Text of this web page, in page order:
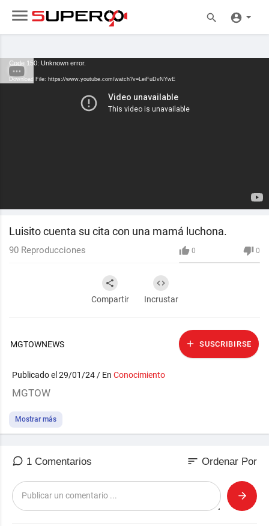
Code 150: Unknown error.
Download File: https://www.youtube.com/watch?v=LeiFuDvNYwE
Luisito cuenta su cita con una mamá luchona.
0 0
90 Reproducciones
Compartir Incrustar
MGTOWNEWS SUSCRIBIRSE
Publicado el 29/01/24 / En Conocimiento
MGTOW
Mostrar más
1 Comentarios sort Ordenar Por